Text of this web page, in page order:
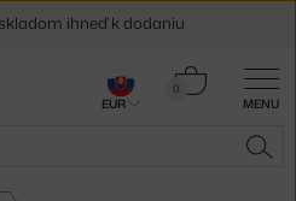
MENU
0
Košík
ihneď k dodaniu
vrátenie tovaru
EUR